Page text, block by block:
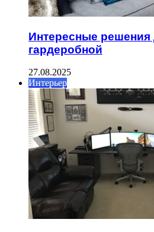
Интересные
гардеробной
27.08.2025
Интерьер